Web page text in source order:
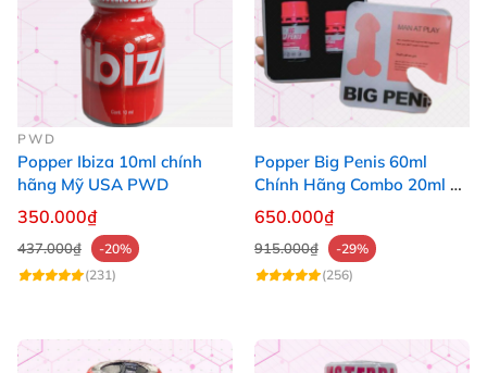
PWD
Popper Ibiza 10ml chính
hãng Mỹ USA PWD
350.000₫
437.000₫
-20%
(231)
Popper Big Penis 60ml
Chính Hãng Combo 20ml +
40ml Tăng Khoái Cảm Cho
Top & Bot
650.000₫
915.000₫
-29%
(256)